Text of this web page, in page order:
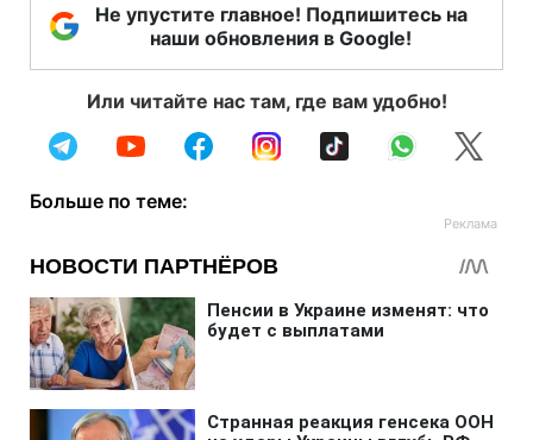
Не упустите главное! Подпишитесь на
наши обновления в Google!
Или читайте нас там, где вам удобно!
Больше по теме: